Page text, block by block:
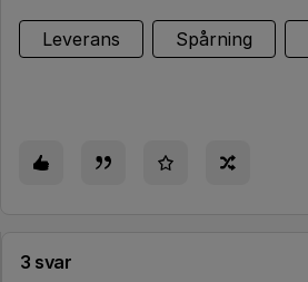
Leverans Spårning
3 svar